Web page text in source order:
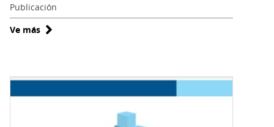
Publicación
Ve más sobre
Cuaderno